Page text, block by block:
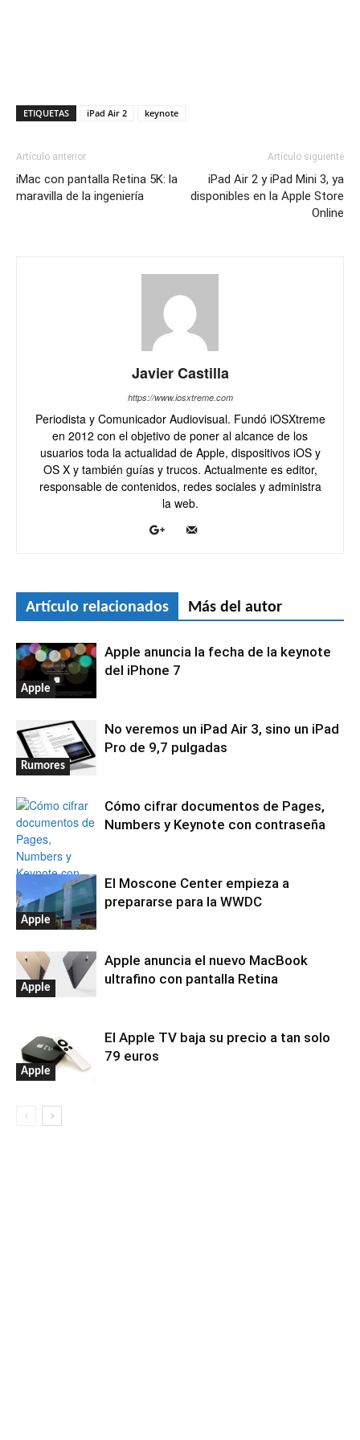
ETIQUETAS iPad Air 2 keynote
Artículo anterior
iMac con pantalla Retina 5K: la
maravilla de la ingeniería
Artículo siguiente
iPad Air 2 y iPad Mini 3, ya
disponibles en la Apple Store
Online
Javier Castilla
https://www.iosxtreme.com
Periodista y Comunicador Audiovisual. Fundó iOSXtreme
en 2012 con el objetivo de poner al alcance de los
usuarios toda la actualidad de Apple, dispositivos iOS y
OS X y también guías y trucos. Actualmente es editor,
responsable de contenidos, redes sociales y administra
la web.
Artículo relacionados Más del autor
Apple
Apple anuncia la fecha de la keynote
del iPhone 7
Rumores
No veremos un iPad Air 3, sino un iPad
Pro de 9,7 pulgadas
Aplicaciones
Cómo cifrar documentos de Pages,
Numbers y Keynote con contraseña
Apple
El Moscone Center empieza a
prepararse para la WWDC
Apple
Apple anuncia el nuevo MacBook
ultrafino con pantalla Retina
Apple
El Apple TV baja su precio a tan solo
79 euros